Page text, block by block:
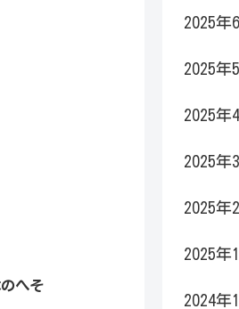
へそ
2025年
2025年
2025年
2025年
2025年
2025年
2024年